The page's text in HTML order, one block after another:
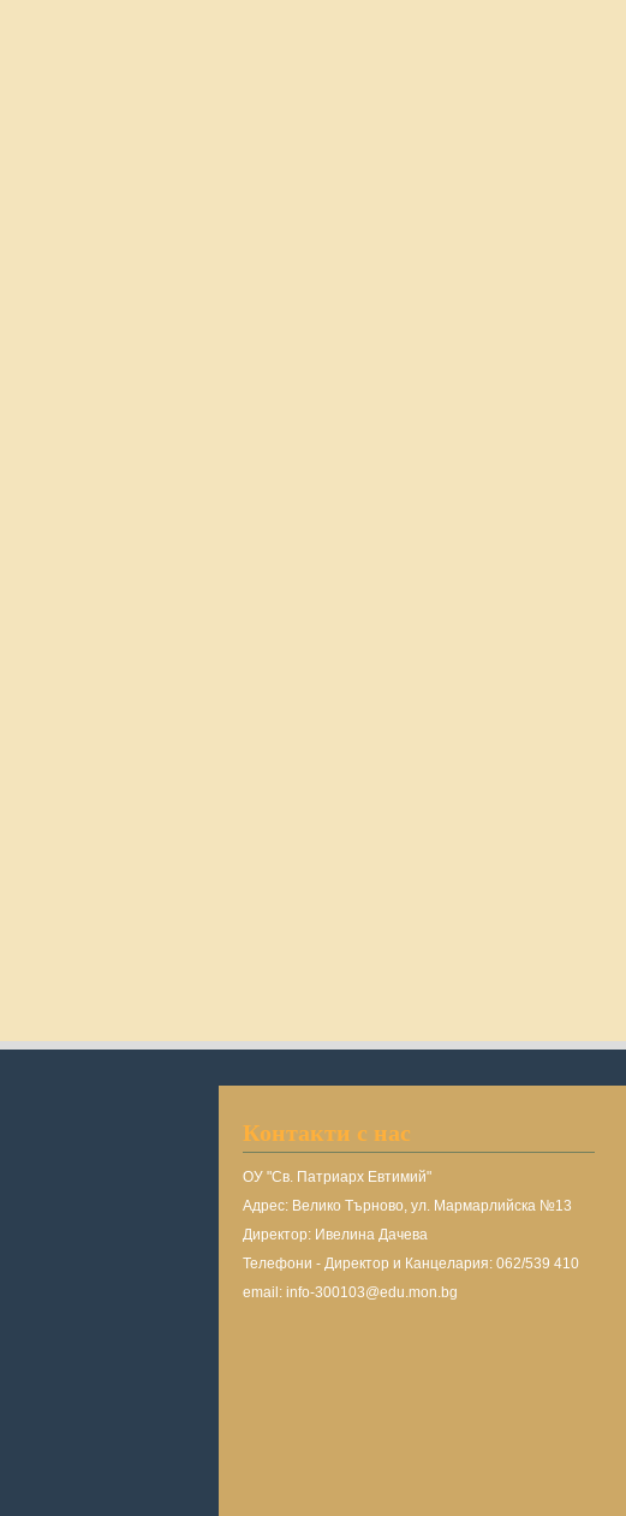
Контакти с нас
ОУ "Св. Патриарх Евтимий"
Адрес: Велико Търново, ул. Мармарлийска №13
Директор: Ивелина Дачева
Телефони - Директор и Канцелария: 062/539 410
email: info-300103@edu.mon.bg